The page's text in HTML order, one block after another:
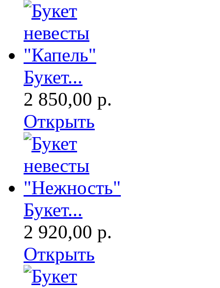
Букет...
2 850,00 р.
Открыть
Букет...
2 920,00 р.
Открыть